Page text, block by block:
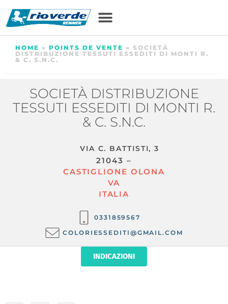
HOME » POINTS DE VENTE » SOCIETÀ
DISTRIBUZIONE TESSUTI ESSEDITI DI MONTI R.
& C. S.N.C.
SOCIETÀ DISTRIBUZIONE
TESSUTI ESSEDITI DI MONTI R.
& C. S.N.C.
VIA C. BATTISTI, 3
21043 –
CASTIGLIONE OLONA
VA
ITALIA
0331859567
COLORIESSEDITI@GMAIL.COM
INDICAZIONI